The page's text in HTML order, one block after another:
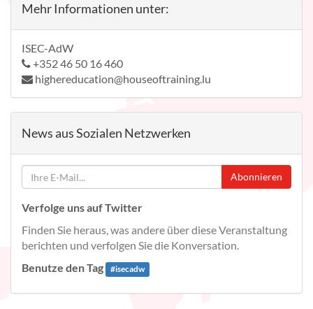
Mehr Informationen unter:
ISEC-AdW
+352 46 50 16 460
highereducation@houseoftraining.lu
News aus Sozialen Netzwerken
Abonnieren
Verfolge uns auf Twitter
Finden Sie heraus, was andere über diese Veranstaltung
berichten und verfolgen Sie die Konversation.
Benutze den Tag
#isecadw